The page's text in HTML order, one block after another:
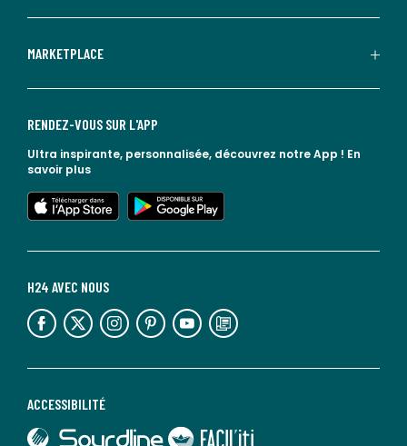
MARKETPLACE
ACCESSIBILITÉ
lien vers Sourdline
lien vers Faciliti
H24 AVEC NOUS
lien vers l'espace réseaux sociaux lien vers l'espace réseaux sociaux lien vers l'espace réseaux sociaux lien vers l'espace réseaux sociaux lien vers l'espace réseaux sociaux lien vers le blog la redoute
RENDEZ-VOUS SUR L'APP
Ultra inspirante, personnalisée, découvrez notre App ! En
savoir plus
lien vers l'app store
lien vers google play